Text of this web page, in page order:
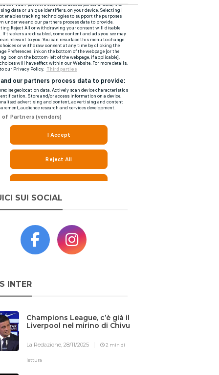
SUI SOCIAL
INTER
Champions League, c’è già il
Liverpool nel mirino di Chivu
La Redazione, 28/11/2025 2 min di
lettura